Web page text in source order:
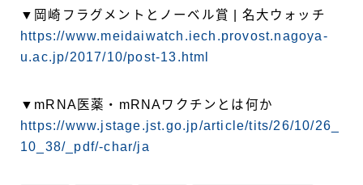
▼岡崎フラグメントとノーベル賞 | 名大ウォッチ
https://www.meidaiwatch.iech.provost.nagoya-
u.ac.jp/2017/10/post-13.html
▼mRNA医薬・mRNAワクチンとは何か
https://www.jstage.jst.go.jp/article/tits/26/10/26_
10_38/_pdf/-char/ja